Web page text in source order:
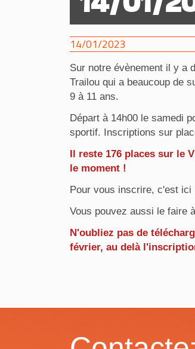
14/01/2023
Sur notre évènement il y a
Trailou qui a beaucoup de
9 à 11 ans.
Départ à 14h00 le samedi
sportif. Inscriptions sur
Il reste 176 places sur le
le moment !
Pour vous inscrire, c'est ici
Vous pouvez aussi le faire
N'oubliez pas de
février, au delà